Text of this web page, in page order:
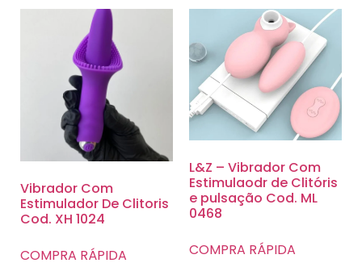
Vibrador Com
Estimulador De Clitoris
Cod. XH 1024
COMPRA RÁPIDA
L&Z – Vibrador Com
Estimulaodr de Clitóris
e pulsação Cod. ML
0468
COMPRA RÁPIDA